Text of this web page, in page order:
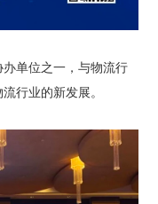
单位之一，与物流行
行业的新发展。